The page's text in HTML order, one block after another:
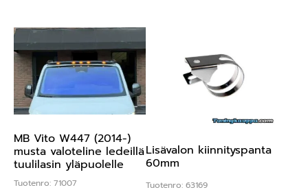
MB Vito W447 (2014-)
musta valoteline ledeillä
tuulilasin yläpuolelle
Tuotenro: 71007
Lisävalon kiinnityspanta
60mm
Tuotenro: 63169